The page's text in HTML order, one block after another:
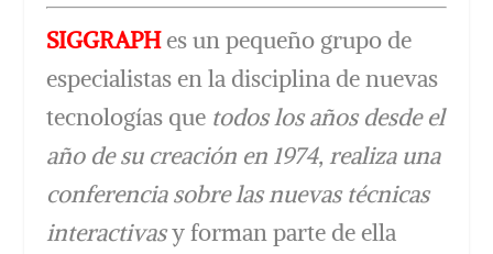
SIGGRAPHes un pequeño grupo de
especialistas en la disciplina de nuevas
tecnologías que todos los años desde el
año de su creación en 1974, realiza una
conferencia sobre las nuevas técnicas
interactivasy forman parte de ella